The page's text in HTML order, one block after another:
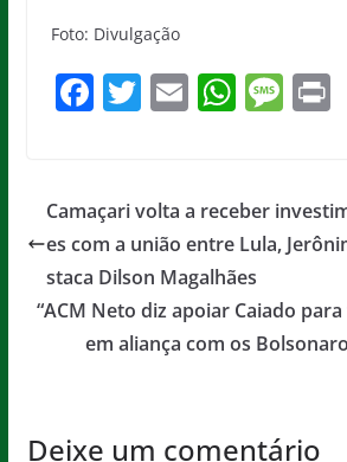
Foto: Divulgação
F
e
b
o
o
k
T
er
E
l
W
s
A
p
p
M
a
g
Pr
Camaçari volta a receber
es com a união entre Lula,
staca Dilson Magalhães
“ACM Neto diz apoiar Caiado
em aliança com os
Deixe um comentário